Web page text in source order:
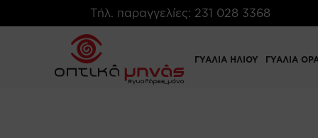
Τήλ. παραγγελίες: 231 028 3368
ΓΥΑΛΙΑ ΗΛΙΟΥ ΓΥΑΛΙΑ